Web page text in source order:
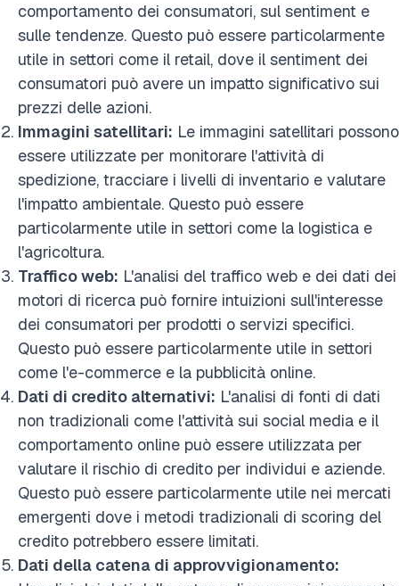
comportamento dei consumatori, sul sentiment e
sulle tendenze. Questo può essere particolarmente
utile in settori come il retail, dove il sentiment dei
consumatori può avere un impatto significativo sui
prezzi delle azioni.
Immagini satellitari: Le immagini satellitari possono
essere utilizzate per monitorare l'attività di
spedizione, tracciare i livelli di inventario e valutare
l'impatto ambientale. Questo può essere
particolarmente utile in settori come la logistica e
l'agricoltura.
Traffico web: L'analisi del traffico web e dei dati dei
motori di ricerca può fornire intuizioni sull'interesse
dei consumatori per prodotti o servizi specifici.
Questo può essere particolarmente utile in settori
come l'e-commerce e la pubblicità online.
Dati di credito alternativi: L'analisi di fonti di dati
non tradizionali come l'attività sui social media e il
comportamento online può essere utilizzata per
valutare il rischio di credito per individui e aziende.
Questo può essere particolarmente utile nei mercati
emergenti dove i metodi tradizionali di scoring del
credito potrebbero essere limitati.
Dati della catena di approvvigionamento: